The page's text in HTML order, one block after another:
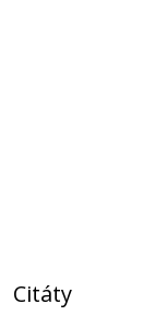
Citáty